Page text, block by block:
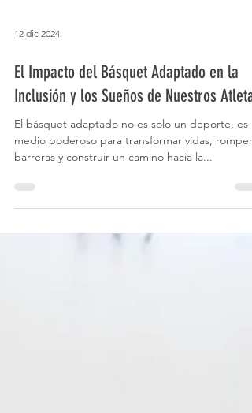
12 dic 2024
Inclusión y los Sueños de Nuestros Atletas
El básquet adaptado no es solo un deporte, es
medio poderoso para transformar vidas, romper